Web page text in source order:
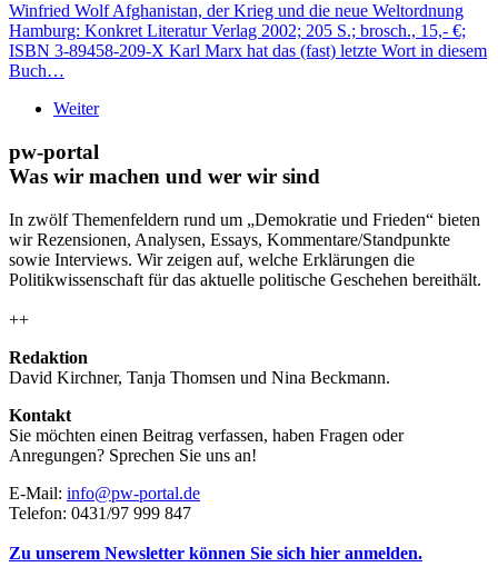
Winfried Wolf Afghanistan, der Krieg und die neue Weltordnung
Hamburg: Konkret Literatur Verlag 2002; 205 S.; brosch., 15,- €;
ISBN 3-89458-209-X Karl Marx hat das (fast) letzte Wort in diesem
Buch…
Weiter
pw-portal
Was wir machen und wer wir sind
In zwölf Themenfeldern rund um „Demokratie und Frieden“ bieten
wir Rezensionen, Analysen, Essays, Kommentare/Standpunkte
sowie Interviews. Wir zeigen auf, welche Erklärungen die
Politikwissenschaft für das aktuelle politische Geschehen bereithält.
++
Redaktion
David Kirchner, Tanja Thomsen und Nina Beckmann.
Kontakt
Sie möchten einen Beitrag verfassen, haben Fragen oder
Anregungen? Sprechen Sie uns an!
E-Mail: info@pw-portal.de
Telefon: 0431/97 999 847
Zu unserem Newsletter können Sie sich hier anmelden.